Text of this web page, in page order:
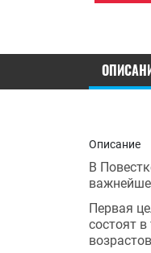
Описание
В
Первая
состоят